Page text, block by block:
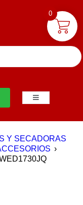
Y SECADORAS
›
0